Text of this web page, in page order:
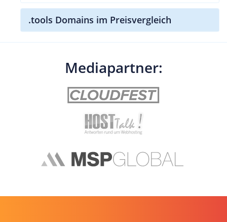
.tools Domains im Preisvergleich
Mediapartner: